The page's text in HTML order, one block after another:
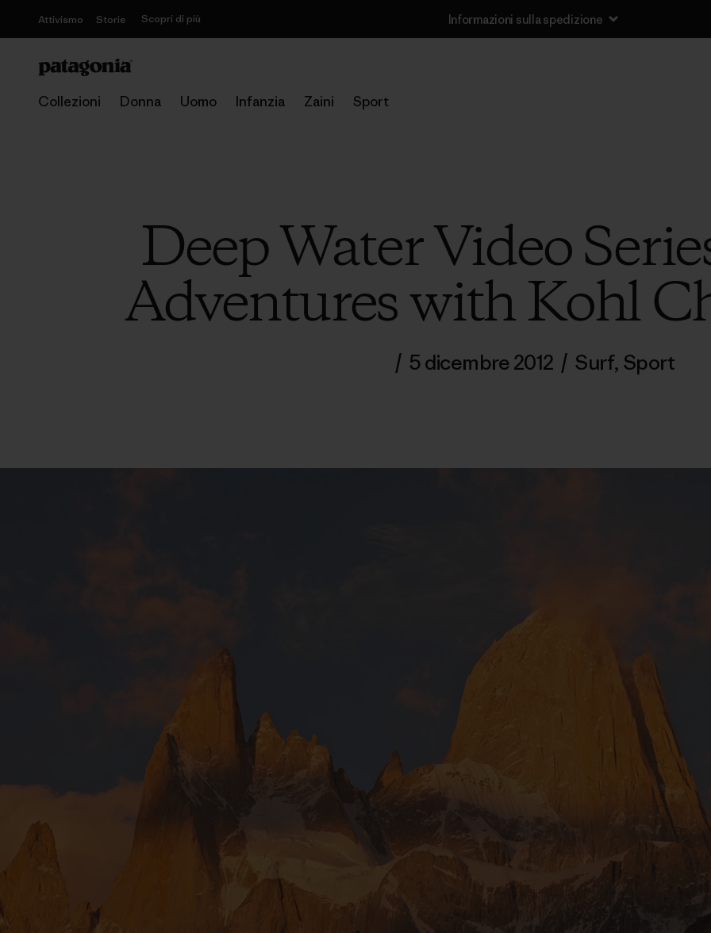
Attivismo Storie Scopri di più Informazioni sulla spedizione
Collezioni Donna Uomo Infanzia Zaini Sport
Deep Water Video
Adventures with Kohl
/ 5 dicembre 2012 / Surf, Sport